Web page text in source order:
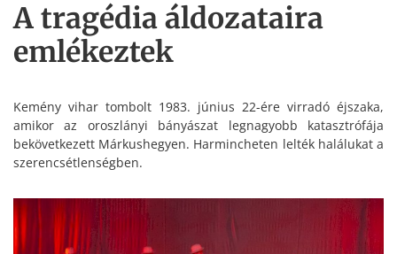
A tragédia áldozataira
emlékeztek
Kemény vihar tombolt 1983. június 22-ére virradó éjszaka,
amikor az oroszlányi bányászat legnagyobb katasztrófája
bekövetkezett Márkushegyen. Harmincheten lelték halálukat a
szerencsétlenségben.